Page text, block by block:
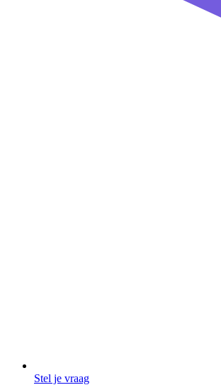
Stel je vraag